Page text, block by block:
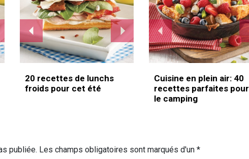
20 recettes de lunchs
froids pour cet été
Cuisine en plein air: 40
recettes parfaites pour
le camping
publiée. Les champs obligatoires sont marqués d'un *